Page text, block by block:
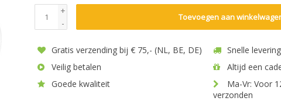
+
-
Toevoegen aan
Gratis verzending bij € 75,- (NL, BE, DE)
Snelle levering
Veilig betalen
Altijd een
Goede kwaliteit
Ma-Vr: Voor
verzonden